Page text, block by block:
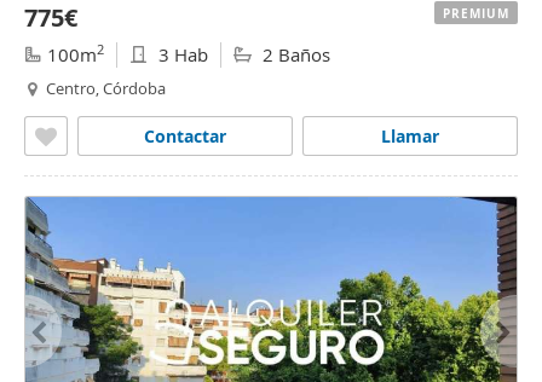
775€
100m2 3 Hab 2 Baños
Centro, Córdoba
Llamar
Contactar
PREMIUM